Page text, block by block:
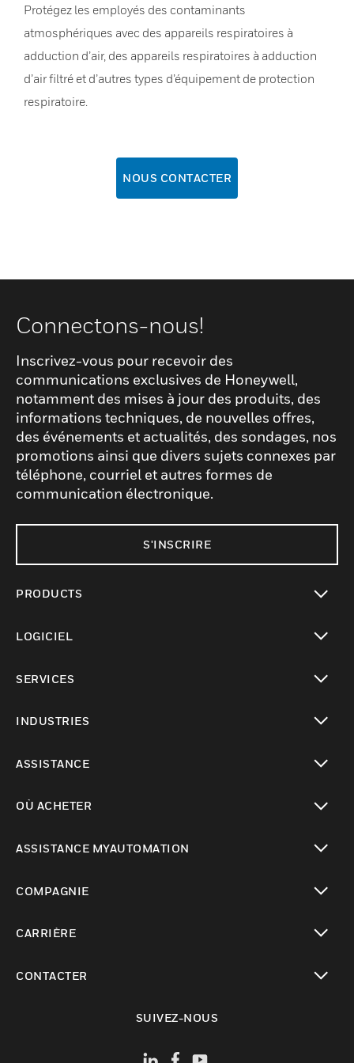
Protégez les employés des contaminants
atmosphériques avec des appareils respiratoires à
adduction d’air, des appareils respiratoires à adduction
d’air filtré et d’autres types d’équipement de protection
respiratoire.
NOUS CONTACTER
Connectons-nous!
Inscrivez-vous pour recevoir des
communications exclusives de Honeywell,
notamment des mises à jour des produits, des
informations techniques, de nouvelles offres,
des événements et actualités, des sondages, nos
promotions ainsi que divers sujets connexes par
téléphone, courriel et autres formes de
communication électronique.
S'INSCRIRE
PRODUCTS
LOGICIEL
SERVICES
INDUSTRIES
ASSISTANCE
OÙ ACHETER
ASSISTANCE MYAUTOMATION
COMPAGNIE
CARRIÈRE
CONTACTER
SUIVEZ-NOUS